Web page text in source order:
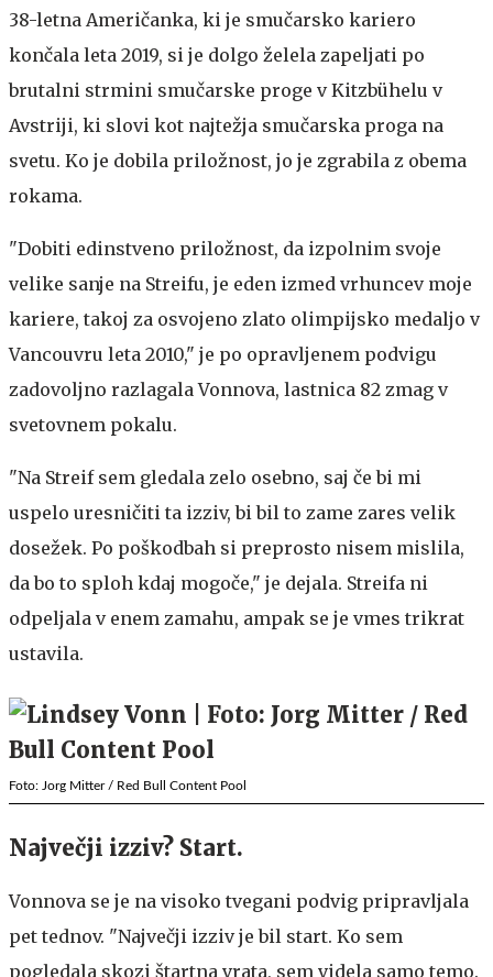
38-letna Američanka, ki je smučarsko kariero
končala leta 2019, si je dolgo želela zapeljati po
brutalni strmini smučarske proge v Kitzbühelu v
Avstriji, ki slovi kot najtežja smučarska proga na
svetu. Ko je dobila priložnost, jo je zgrabila z obema
rokama.
"Dobiti edinstveno priložnost, da izpolnim svoje
velike sanje na Streifu, je eden izmed vrhuncev moje
kariere, takoj za osvojeno zlato olimpijsko medaljo v
Vancouvru leta 2010," je po opravljenem podvigu
zadovoljno razlagala Vonnova, lastnica 82 zmag v
svetovnem pokalu.
"Na Streif sem gledala zelo osebno, saj če bi mi
uspelo uresničiti ta izziv, bi bil to zame zares velik
dosežek. Po poškodbah si preprosto nisem mislila,
da bo to sploh kdaj mogoče," je dejala. Streifa ni
odpeljala v enem zamahu, ampak se je vmes trikrat
ustavila.
Foto: Jorg Mitter / Red Bull Content Pool
Največji izziv? Start.
Vonnova se je na visoko tvegani podvig pripravljala
pet tednov. "Največji izziv je bil start. Ko sem
pogledala skozi štartna vrata, sem videla samo temo.